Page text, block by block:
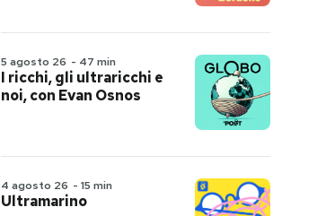
5 agosto 26 - 47 min
I ricchi, gli ultraricchi e
noi, con Evan Osnos
4 agosto 26 - 15 min
Ultramarino